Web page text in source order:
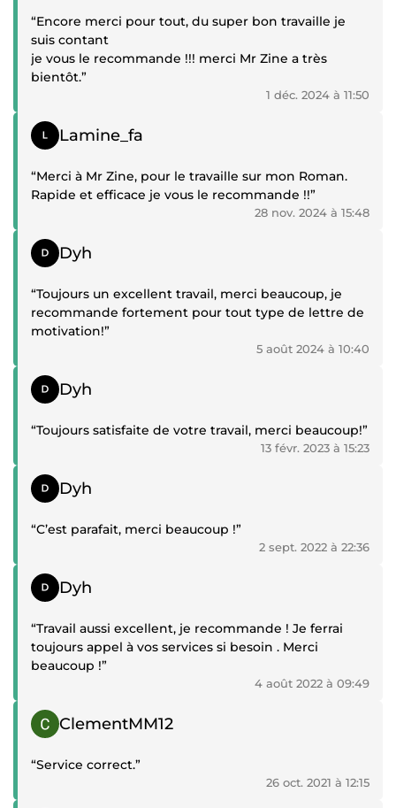
d'orthographe.
Ce fut un réel plaisir de travail avec monsieur
Lahouari Zine et je gage que ce ne sera pas la
“Encore merci pour tout, du super bon travaille je
suis contant
je vous le recommande !!! merci Mr Zine a très
bientôt.”
1 déc. 2024 à 11:50
Témoignage positif
Lamine_fa
“Merci à Mr Zine, pour le travaille sur mon Roman.
Rapide et efficace je vous le recommande !!”
28 nov. 2024 à 15:48
Témoignage positif
Dyh
“Toujours un excellent travail, merci beaucoup, je
recommande fortement pour tout type de lettre de
motivation!”
5 août 2024 à 10:40
Témoignage positif
Dyh
“Toujours satisfaite de votre travail, merci beaucoup!”
13 févr. 2023 à 15:23
Témoignage positif
Dyh
“C’est parafait, merci beaucoup !”
2 sept. 2022 à 22:36
Témoignage positif
Dyh
“Travail aussi excellent, je recommande ! Je ferrai
toujours appel à vos services si besoin . Merci
beaucoup !”
4 août 2022 à 09:49
Témoignage positif
ClementMM12
“Service correct.”
26 oct. 2021 à 12:15